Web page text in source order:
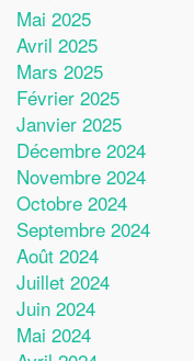
Mai 2025
Avril 2025
Mars 2025
Février 2025
Janvier 2025
Décembre 2024
Novembre 2024
Octobre 2024
Septembre 2024
Août 2024
Juillet 2024
Juin 2024
Mai 2024